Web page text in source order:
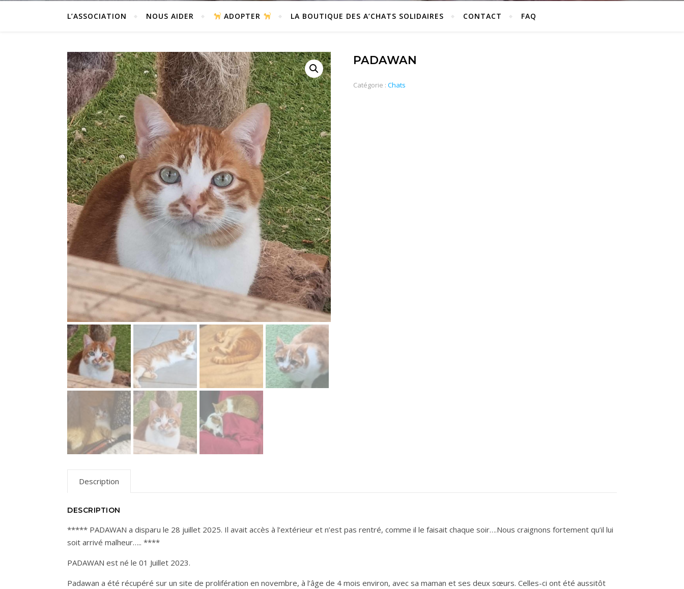
L’ASSOCIATION NOUS AIDER ADOPTER LA BOUTIQUE DES A’CHATS SOLIDAIRES CONTACT FAQ
PADAWAN
Catégorie : Chats
Description
DESCRIPTION
***** PADAWAN a disparu le 28 juillet 2025. Il avait accès à l’extérieur et n’est pas rentré, comme il le faisait chaque soir….Nous craignons fortement qu’il lui
soit arrivé malheur….. ****
PADAWAN est né le 01 Juillet 2023.
Padawan a été récupéré sur un site de prolifération en novembre, à l’âge de 4 mois environ, avec sa maman et ses deux sœurs. Celles-ci ont été aussitôt